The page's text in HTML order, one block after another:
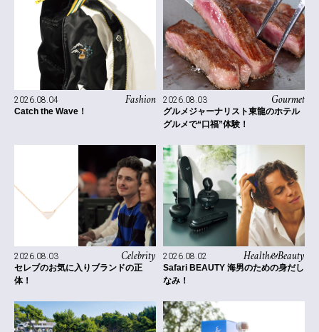
Fashion
2026.08.04
Catch the Wave！
Gourmet
2026.08.03
グルメジャーナリスト東龍のホテル
グルメで“口福”体験！
Celebrity
2026.08.03
セレブのお気に入りブランドの正
体！
Health&Beauty
2026.08.02
Safari BEAUTY 海男のための身だし
なみ！